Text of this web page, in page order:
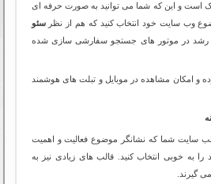
است و این که شما می توانید به صورت حرفه ای
وب سایت خود انتخاب کنید که هم از نظرسئو
رشد در موتور های جستجو سفارشی سازی شده
و امکان مشاهده در موبایل و تبلت های هوشمند
سایت شما که نشانگر موضوع فعالیت و اهمیت
به خوبی انتخاب کنید. قالب های زیادی نیز به
گیرند.